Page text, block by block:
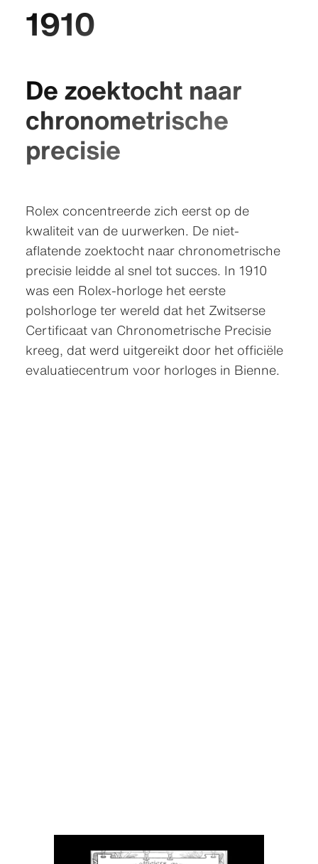
1910
De zoektocht naar
chrono­metrische
precisie
Rolex concentreerde zich eerst op de
kwaliteit van de uurwerken. De niet-
aflatende zoektocht naar chronometrische
precisie leidde al snel tot succes. In 1910
was een Rolex-horloge het eerste
polshorloge ter wereld dat het Zwitserse
Certificaat van Chronometrische Precisie
kreeg, dat werd uitgereikt door het officiële
evaluatiecentrum voor horloges in Bienne.